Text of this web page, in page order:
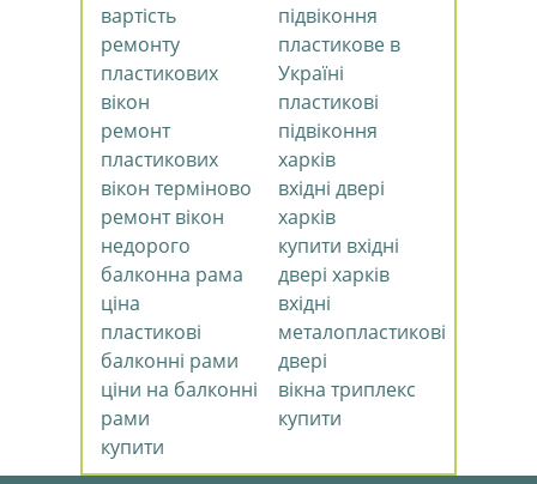
вартість
ремонту
пластикових
вікон
ремонт
пластикових
вікон терміново
ремонт вікон
недорого
балконна рама
ціна
пластикові
балконні рами
ціни на балконні
рами
купити
підвіконня
пластикове в
Україні
пластикові
підвіконня
харків
вхідні двері
харків
купити вхідні
двері харків
вхідні
металопластикові
двері
вікна триплекс
купити